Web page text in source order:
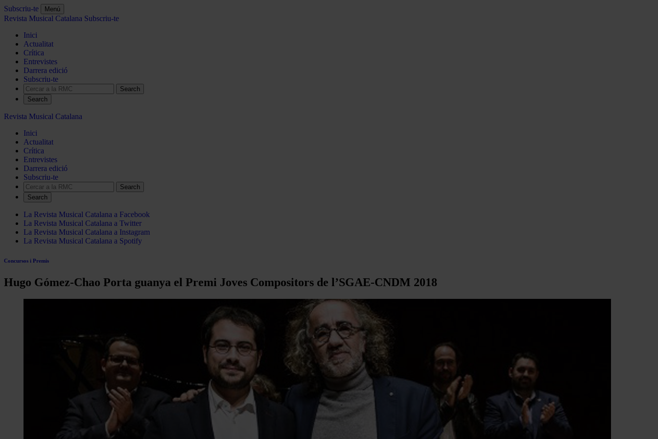
Subscriu-te Menú
Revista Musical Catalana Subscriu-te
Inici
Actualitat
Crítica
Entrevistes
Darrera edició
Subscriu-te
Search
Revista Musical Catalana
Inici
Actualitat
Crítica
Entrevistes
Darrera edició
Subscriu-te
Search
La Revista Musical Catalana a Facebook
La Revista Musical Catalana a Twitter
La Revista Musical Catalana a Instagram
La Revista Musical Catalana a Spotify
Concursos i Premis
Hugo Gómez-Chao Porta guanya el Premi Joves Compositors de l’SGAE-CNDM 2018